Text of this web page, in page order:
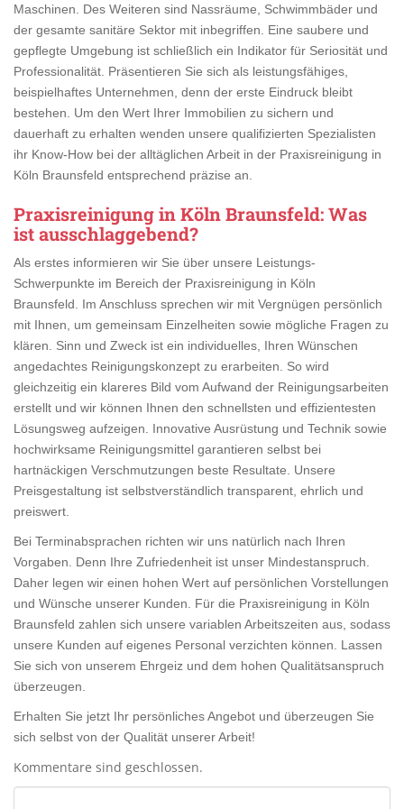
Maschinen. Des Weiteren sind Nassräume, Schwimmbäder und
der gesamte sanitäre Sektor mit inbegriffen. Eine saubere und
gepflegte Umgebung ist schließlich ein Indikator für Seriosität und
Professionalität. Präsentieren Sie sich als leistungsfähiges,
beispielhaftes Unternehmen, denn der erste Eindruck bleibt
bestehen. Um den Wert Ihrer Immobilien zu sichern und
dauerhaft zu erhalten wenden unsere qualifizierten Spezialisten
ihr Know-How bei der alltäglichen Arbeit in der Praxisreinigung in
Köln Braunsfeld entsprechend präzise an.
Praxisreinigung in Köln Braunsfeld: Was
ist ausschlaggebend?
Als erstes informieren wir Sie über unsere Leistungs-
Schwerpunkte im Bereich der Praxisreinigung in Köln
Braunsfeld. Im Anschluss sprechen wir mit Vergnügen persönlich
mit Ihnen, um gemeinsam Einzelheiten sowie mögliche Fragen zu
klären. Sinn und Zweck ist ein individuelles, Ihren Wünschen
angedachtes Reinigungskonzept zu erarbeiten. So wird
gleichzeitig ein klareres Bild vom Aufwand der Reinigungsarbeiten
erstellt und wir können Ihnen den schnellsten und effizientesten
Lösungsweg aufzeigen. Innovative Ausrüstung und Technik sowie
hochwirksame Reinigungsmittel garantieren selbst bei
hartnäckigen Verschmutzungen beste Resultate. Unsere
Preisgestaltung ist selbstverständlich transparent, ehrlich und
preiswert.
Bei Terminabsprachen richten wir uns natürlich nach Ihren
Vorgaben. Denn Ihre Zufriedenheit ist unser Mindestanspruch.
Daher legen wir einen hohen Wert auf persönlichen Vorstellungen
und Wünsche unserer Kunden. Für die Praxisreinigung in Köln
Braunsfeld zahlen sich unsere variablen Arbeitszeiten aus, sodass
unsere Kunden auf eigenes Personal verzichten können. Lassen
Sie sich von unserem Ehrgeiz und dem hohen Qualitätsanspruch
überzeugen.
Erhalten Sie jetzt Ihr persönliches Angebot und überzeugen Sie
sich selbst von der Qualität unserer Arbeit!
Kommentare sind geschlossen.